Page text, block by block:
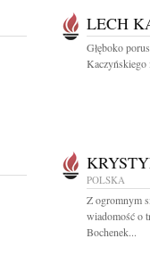
LECH
Głęboko
Kaczyńskiego
POLSKA
Z ogromnym
wiadomość o
Bochenek...